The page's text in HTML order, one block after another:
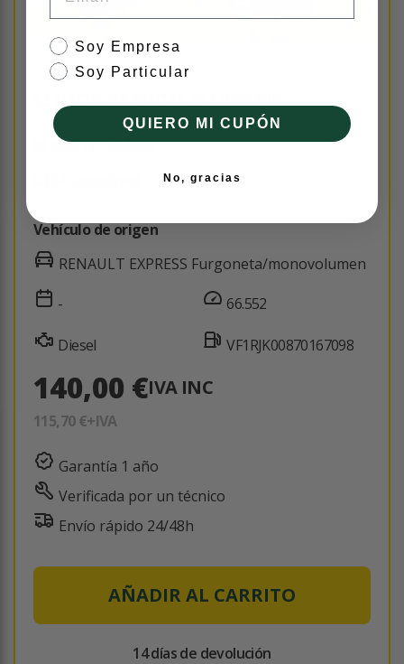
SENSOR PRESION 227708860R
Id interno: 284688
Vehículo de origen
RENAULT EXPRESS Furgoneta/monovolumen
-
Diesel
66.552
VF1RJK00870167098
140,00 €IVA INC
115,70 €+IVA
Garantía 1 año
Verificada por un técnico
Envío rápido 24/48h
AÑADIR AL CARRITO
14 días de devolución
tipo de cliente
Soy Empresa
Soy Particular
QUIERO MI CUPÓN
No, gracias